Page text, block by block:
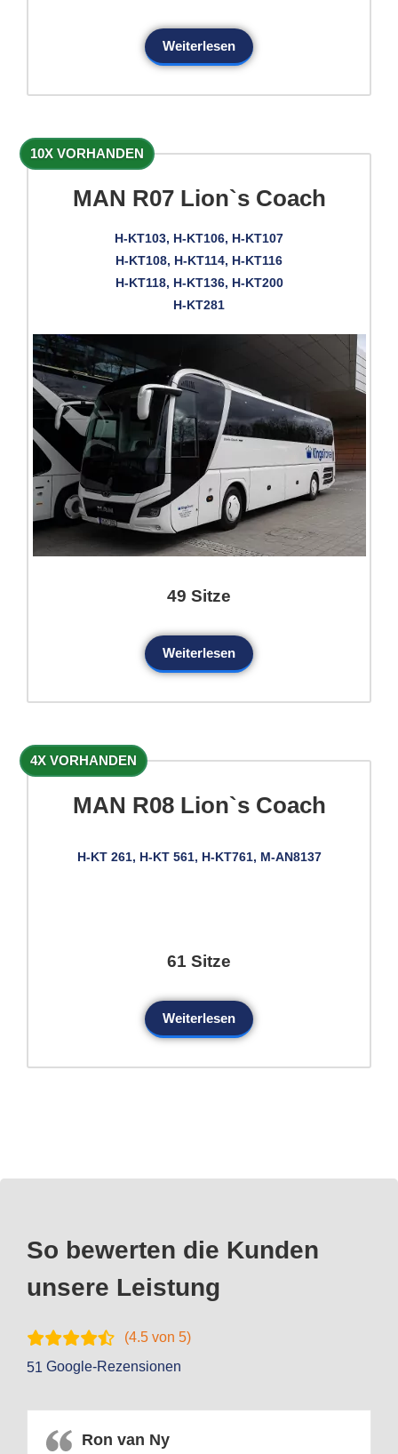
Weiterlesen
10X VORHANDEN
MAN R07 Lion`s Coach
H-KT103, H-KT106, H-KT107
H-KT108, H-KT114, H-KT116
H-KT118, H-KT136, H-KT200
H-KT281
49 Sitze
Weiterlesen
4X VORHANDEN
MAN R08 Lion`s Coach
H-KT 261, H-KT 561, H-KT761, M-AN8137
61 Sitze
Weiterlesen
So bewerten die Kunden
unsere Leistung
(4.5 von 5)
51 Google-Rezensionen
Ron van Ny